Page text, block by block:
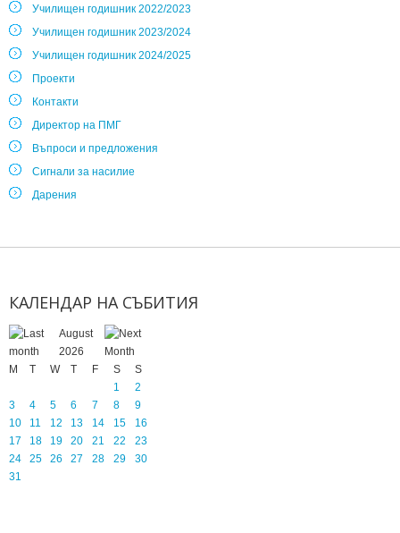
Училищен годишник 2022/2023
Училищен годишник 2023/2024
Училищен годишник 2024/2025
Проекти
Контакти
Директор на ПМГ
Въпроси и предложения
Сигнали за насилие
Дарения
КАЛЕНДАР НА СЪБИТИЯ
August
2026
M
T W T F S
S
1
2
3
4 5 6 7 8
9
10
11 12 13 14 15
16
17
18 19 20 21 22
23
24
25 26 27 28 29
30
31